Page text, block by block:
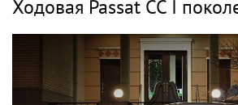
Ходовая Passat CC I